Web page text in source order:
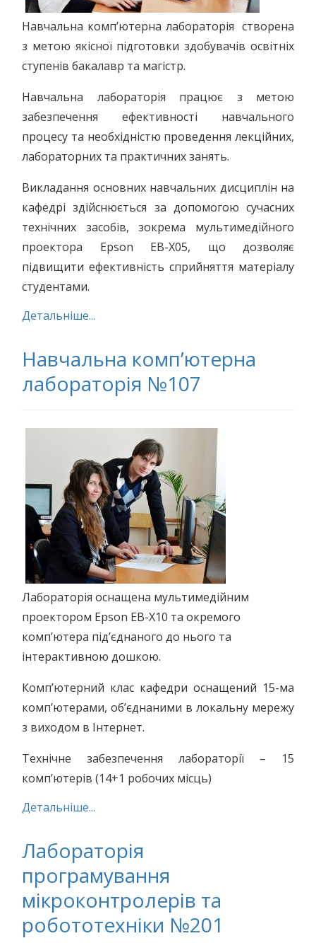
Навчальна комп’ютерна лабораторія створена
з метою якісної підготовки здобувачів освітніх
ступенів бакалавр та магістр.
Навчальна лабораторія працює з метою
забезпечення ефективності навчального
процесу та необхідністю проведення лекційних,
лабораторних та практичних занять.
Викладання основних навчальних дисциплін на
кафедрі здійснюється за допомогою сучасних
технічних засобів, зокрема мультимедійного
проектора Epson EB-X05, що дозволяє
підвищити ефективність сприйняття матеріалу
студентами.
Детальніше...
Навчальна комп’ютерна
лабораторія №107
Лабораторія оснащена мультимедійним
проектором Epson EB-X10 та окремого
комп’ютера під’єднаного до нього та
інтерактивною дошкою.
Комп’ютерний клас кафедри оснащений 15-ма
комп’ютерами, об’єднаними в локальну мережу
з виходом в Інтернет.
Технічне забезпечення лабораторії – 15
комп’ютерів (14+1 робочих місць)
Детальніше...
Лабораторія
програмування
мікроконтролерів та
робототехніки №201